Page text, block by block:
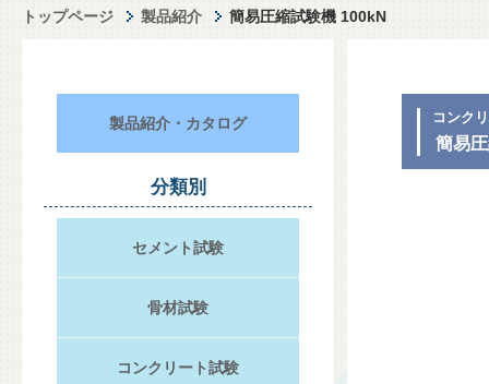
トップページ 製品紹介 簡易圧縮試験機 100kN
コンク
簡易
製品紹介・カタログ
分類別
セメント試験
骨材試験
コンクリート試験